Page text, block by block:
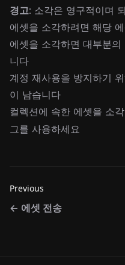
경고: 소각은 영구적이며
에셋을 소각하려면 해당
에셋을 소각하면 대부분
니다
계정 재사용을 방지하기
이 남습니다
컬렉션에 속한 에셋을 소
그를 사용하세요
Previous
← 에셋 전송